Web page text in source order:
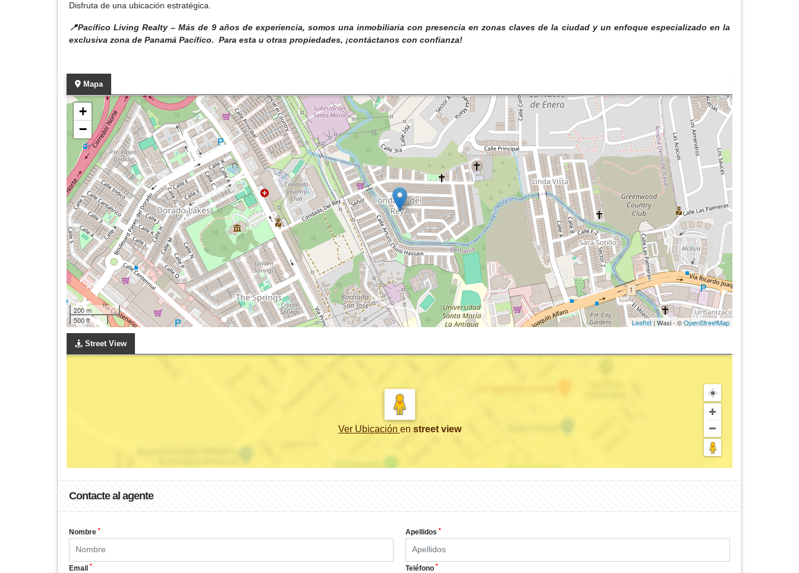
Disfruta de una ubicación estratégica.
📍Pacífico Living Realty – Más de 9 años de experiencia, somos una inmobiliaria con presencia en zonas claves de la ciudad y un enfoque especializado en la
exclusiva zona de Panamá Pacífico. Para esta u otras propiedades, ¡contáctanos con confianza!
Mapa
+
−
200 m
500 ft
Leaflet | Wasi - ©OpenStreetMap
Street View
Ver Ubicación en street view
Contacte al agente
Nombre * Apellidos *
Email * Teléfono *